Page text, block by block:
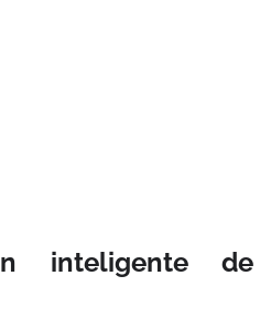
inteligente de